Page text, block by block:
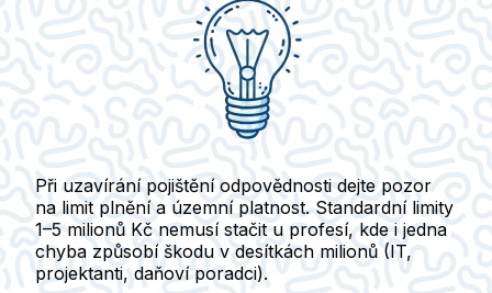
Při uzavírání pojištění odpovědnosti dejte pozor
na limit plnění a územní platnost. Standardní limity
1–5 milionů Kč nemusí stačit u profesí, kde i jedna
chyba způsobí škodu v desítkách milionů (IT,
projektanti, daňoví poradci).